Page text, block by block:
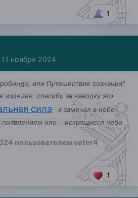
1
11 ноября 2024
или Путешествие сознания"
изделие спасибо за наводку это
сила я замечал в небе
появлением нло искрящиеся небо
пользователем veter4
1